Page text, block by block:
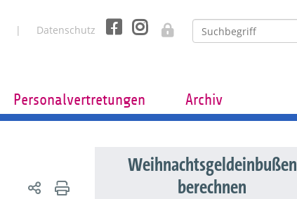
Datenschutz
Personalvertretungen Archiv
Weihnachtsgeldeinbußen
berechnen